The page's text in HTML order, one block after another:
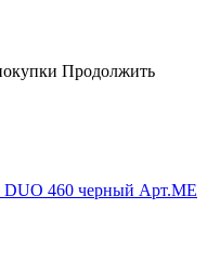
Продолжить
DUO 460 черный Арт.ME